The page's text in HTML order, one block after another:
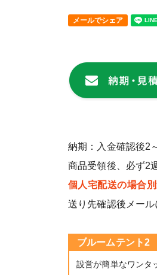
メールでシェア
納期：入金確認後2
商品受領後、必ず2
個人宅配送の場合
送り先確認後メール
ブルームテント2
設営が簡単なワンタ